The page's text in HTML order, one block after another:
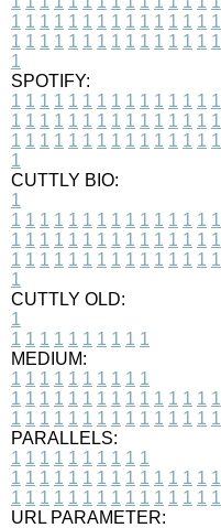
1 1 1 1 1 1 1 1 1 1 1 1 1 1 1
1 1 1 1 1 1 1 1 1 1 1 1 1 1 1
1
SPOTIFY:
1 1 1 1 1 1 1 1 1 1 1 1 1 1 1
1 1 1 1 1 1 1 1 1 1 1 1 1 1 1
1 1 1 1 1 1 1 1 1 1 1 1 1 1 1
1
CUTTLY BIO:
1
1 1 1 1 1 1 1 1 1 1 1 1 1 1 1
1 1 1 1 1 1 1 1 1 1 1 1 1 1 1
1 1 1 1 1 1 1 1 1 1 1 1 1 1 1
1
CUTTLY OLD:
1
1 1 1 1 1 1 1 1 1 1
MEDIUM:
1 1 1 1 1 1 1 1 1 1
1 1 1 1 1 1 1 1 1 1 1 1 1 1 1
1 1 1 1 1 1 1 1 1 1 1 1 1 1 1
PARALLELS:
1 1 1 1 1 1 1 1 1 1
1 1 1 1 1 1 1 1 1 1 1 1 1 1 1
1 1 1 1 1 1 1 1 1 1 1 1 1 1 1
URL PARAMETER: